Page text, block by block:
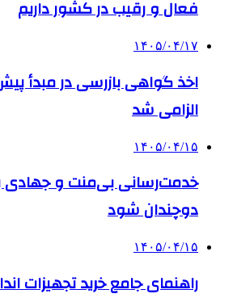
فعال و رقیب در کشور داریم
۱۴۰۵/۰۴/۱۷
اخذ گواهی بازرسی در مبدأ
الزامی شد
۱۴۰۵/۰۴/۱۵
خدمت‌رسانی بی‌منت و جهادی
دوچندان شود
۱۴۰۵/۰۴/۱۵
راهنمای جامع خرید تجهیزات